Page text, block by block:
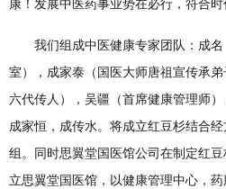
康！发展中医药事业势在必行，符合
我们组成中医健康专家团队：成名
室），成家泰（国医大师唐祖宣传承
六代传人），吴疆（首席健康管理师
成家恒，成传水。将成立红豆杉结合
组。同时思翼堂国医馆公司在制定红
立思翼堂国医馆，以健康管理中心，